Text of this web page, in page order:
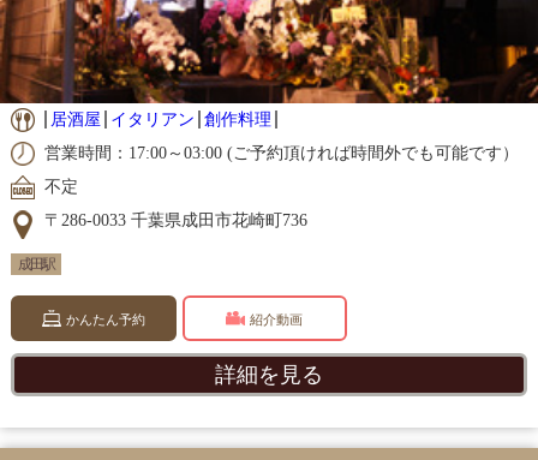
居酒屋 イタリアン 創作料理
営業時間：17:00～03:00 (ご予約頂ければ時間外でも可能です）
不定
〒286-0033 千葉県成田市花崎町736
成田駅
かんたん予約 紹介動画
詳細を見る